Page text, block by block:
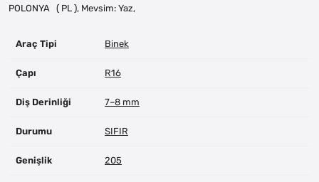
POLONYA ( PL ), Mevsim: Yaz,
Araç Tipi Binek
Çapı R16
Diş Derinliği 7–8 mm
Durumu SIFIR
Genişlik 205